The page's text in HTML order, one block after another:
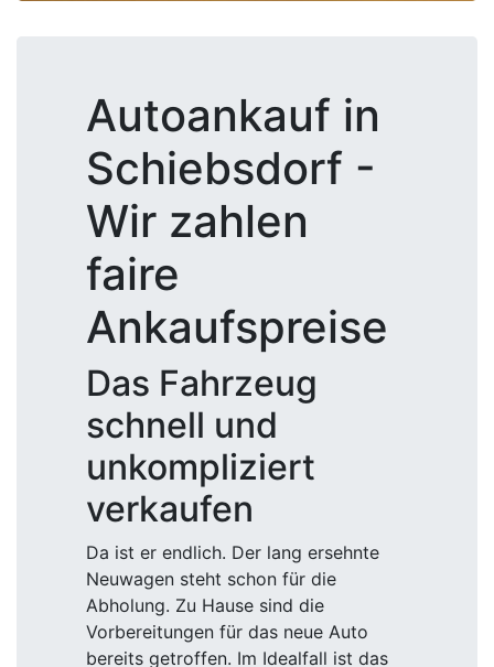
Autoankauf in
Schiebsdorf -
Wir zahlen
faire
Ankaufspreise
Das Fahrzeug
schnell und
unkompliziert
verkaufen
Da ist er endlich. Der lang ersehnte
Neuwagen steht schon für die
Abholung. Zu Hause sind die
Vorbereitungen für das neue Auto
bereits getroffen. Im Idealfall ist das